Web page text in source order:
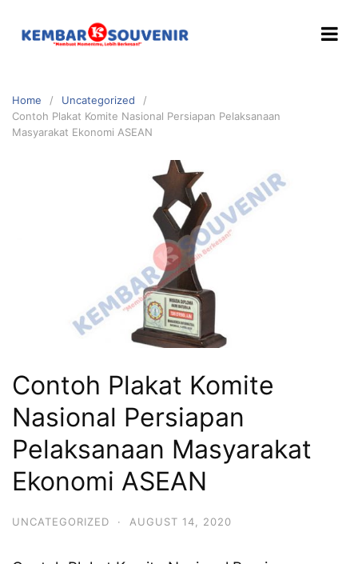
Home
Uncategorized
Contoh Plakat Komite Nasional Persiapan Pelaksanaan
Masyarakat Ekonomi ASEAN
Contoh Plakat Komite
Nasional Persiapan
Pelaksanaan Masyarakat
Ekonomi ASEAN
UNCATEGORIZED · AUGUST 14, 2020